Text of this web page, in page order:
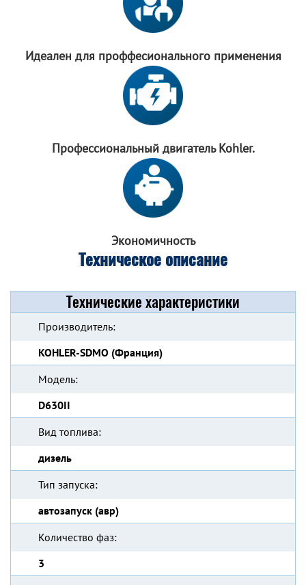
Идеален для проффесиональногоприменения
Профессиональныйдвигатель Kohler.
Экономичность
Техническое описание
Технические характеристики
Производитель:
KOHLER-SDMO (Франция)
Модель:
D630II
Вид топлива:
дизель
Тип запуска:
автозапуск (авр)
Количество фаз:
3